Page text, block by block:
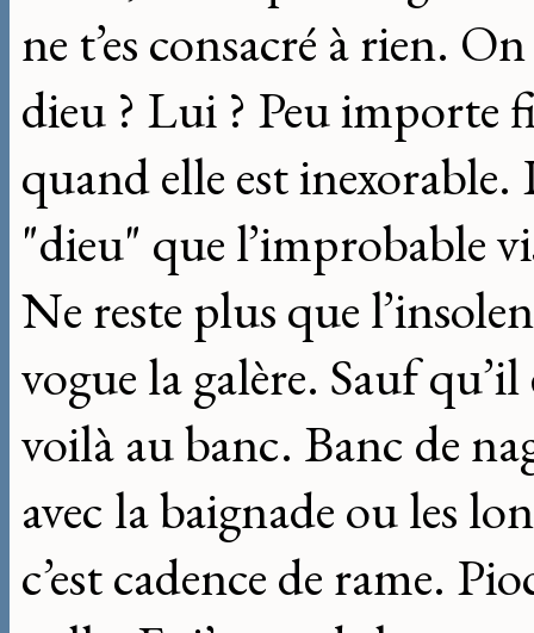
ne t’es consacré à rien.
dieu ? Lui ? Peu importe
quand elle est inexorable.
"dieu" que l’improbable
Ne reste plus que
vogue la galère. Sauf
voilà au banc. Banc de
avec la baignade ou les
c’est cadence de rame.